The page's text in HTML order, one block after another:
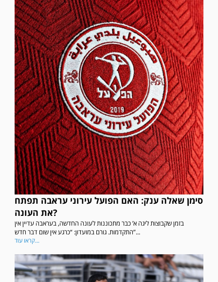
סימן שאלה ענק: האם הפועל עירוני עראבה תפתח
את העונה?
בזמן שקבוצות ליגה א’ כבר מתכוננות לעונה החדשה, בעראבה עדיין אין
התקדמות. גורם במועדון: “כרגע אין שום דבר חדש”...
קראו עוד...